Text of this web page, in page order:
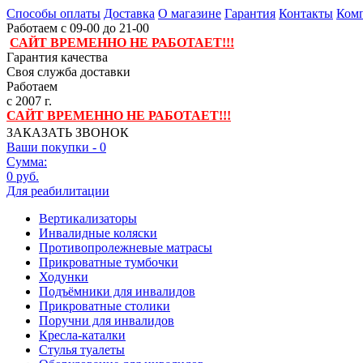
Способы оплаты Доставка О магазине Гарантия Контакты
Работаем с 09-00 до 21-00
САЙТ ВРЕМЕННО НЕ РАБОТАЕТ!!!
Гарантия качества
Своя служба доставки
Работаем
с 2007 г.
САЙТ ВРЕМЕННО НЕ РАБОТАЕТ!!!
ЗАКАЗАТЬ ЗВОНОК
Ваши покупки - 0
Сумма:
0 руб.
Для реабилитации
Вертикализаторы
Инвалидные коляски
Противопролежневые матрасы
Прикроватные тумбочки
Ходунки
Подъёмники для инвалидов
Прикроватные столики
Поручни для инвалидов
Кресла-каталки
Стулья туалеты